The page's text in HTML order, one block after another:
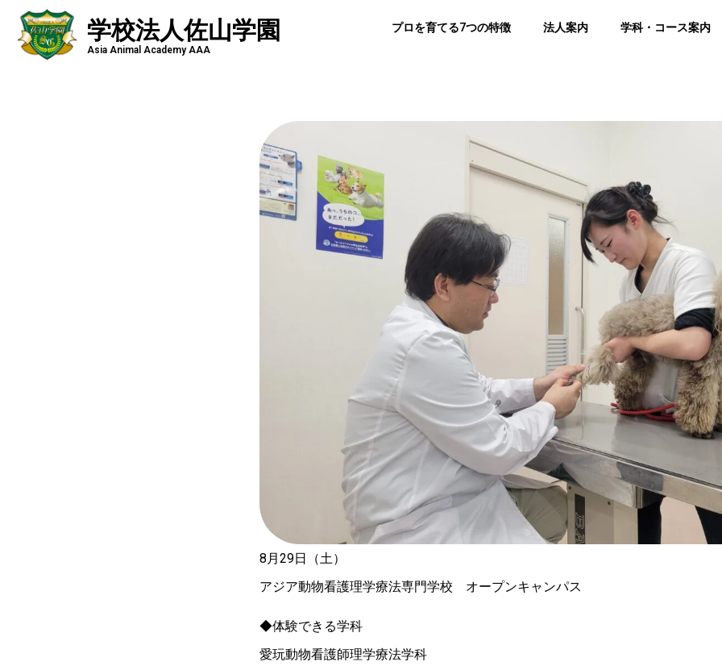
学校法人佐山学園
Asia Animal Academy AAA
プロを育てる7つの特徴 法人案内 学科・コース案内
8月29日（土）
アジア動物看護理学療法専門学校 オープンキャンパス
◆体験できる学科
愛玩動物看護師理学療法学科